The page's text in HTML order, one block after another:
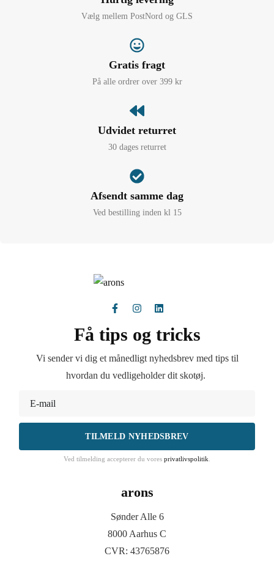
Vælg mellem PostNord og GLS
Gratis fragt
På alle ordrer over 399 kr
Udvidet returret
30 dages returret
Afsendt samme dag
Ved bestilling inden kl 15
Få tips og tricks
Vi sender vi dig et månedligt nyhedsbrev med tips til
hvordan du vedligeholder dit skotøj.
TILMELD NYHEDSBREV
Ved tilmelding accepterer du vores privatlivspolitik
arons
Sønder Alle 6
8000 Aarhus C
CVR: 43765876